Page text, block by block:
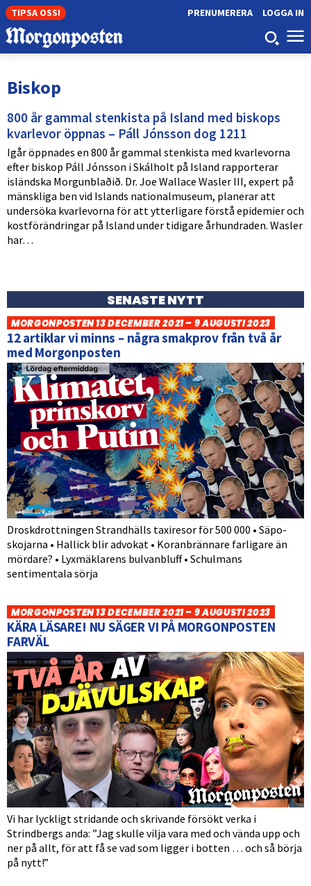
TIPSA OSS! LOGGA IN
PRENUMERERA
Biskop
800 år gammal stenkista på Island med biskops
kvarlevor öppnas – Páll Jónsson dog 1211
Igår öppnades en 800 år gammal stenkista med kvarlevorna
efter biskop Páll Jónsson i Skálholt på Island rapporterar
isländska Morg­un­blaðið. Dr. Joe Wallace Wasler III, expert på
mänskliga ben vid Islands nationalmuseum, planerar att
undersöka kvarlevorna för att ytterligare förstå epidemier och
kostförändringar på Island under tidigare århundraden. Wasler
har…
SENASTE NYTT
MORGONPOSTEN 13 DECEMBER 2021 – 9 AUGUSTI 2023
12 artiklar vi minns – några smakprov från två år
med Morgonposten
Droskdrottningen Strandhälls taxiresor för 500 000 • Säpo-
skojarna • Hallick blir advokat • Koranbrännare farligare än
mördare? • Lyxmäklarens bulvanbluff • Schulmans
sentimentala sörja
MORGONPOSTEN 13 DECEMBER 2021 – 9 AUGUSTI 2023
KÄRA LÄSARE! NU SÄGER VI PÅ MORGONPOSTEN
FARVÄL
Vi har lyckligt stridande och skrivande försökt verka i
Strindbergs anda: ”Jag skulle vilja vara med och vända upp och
ner på allt, för att få se vad som ligger i botten … och så börja
på nytt!”